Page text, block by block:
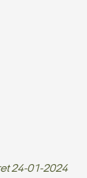
24-01-2024